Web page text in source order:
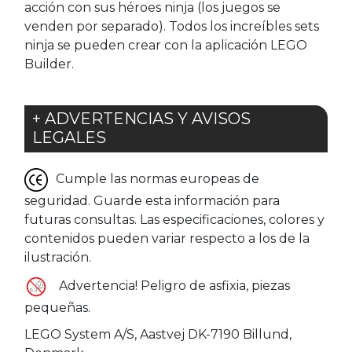
acción con sus héroes ninja (los juegos se
venden por separado). Todos los increíbles sets
ninja se pueden crear con la aplicación LEGO
Builder.
+ ADVERTENCIAS Y AVISOS
LEGALES
Cumple las normas europeas de
seguridad. Guarde esta información para
futuras consultas. Las especificaciones, colores y
contenidos pueden variar respecto a los de la
ilustración.
Advertencia! Peligro de asfixia, piezas
pequeñas.
LEGO System A/S, Aastvej DK-7190 Billund,